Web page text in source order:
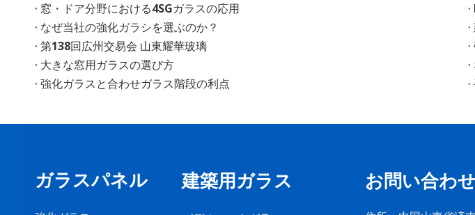
窓・ドア分野における4SGガラスの応用
なぜ当社の強化ガラシを選ぶのか？
第138回広州交易会 山東耀華玻璃
大きな窓用ガラスの選び方
強化ガラスと合わせガラス階段の利点
ガラスパネル 建築用ガラス お問い合わせ